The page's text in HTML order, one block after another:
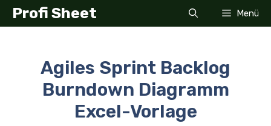
Zum
InhaltProfi Sheet Menü
Agiles Sprint Backlog
Burndown Diagramm
Excel-Vorlage